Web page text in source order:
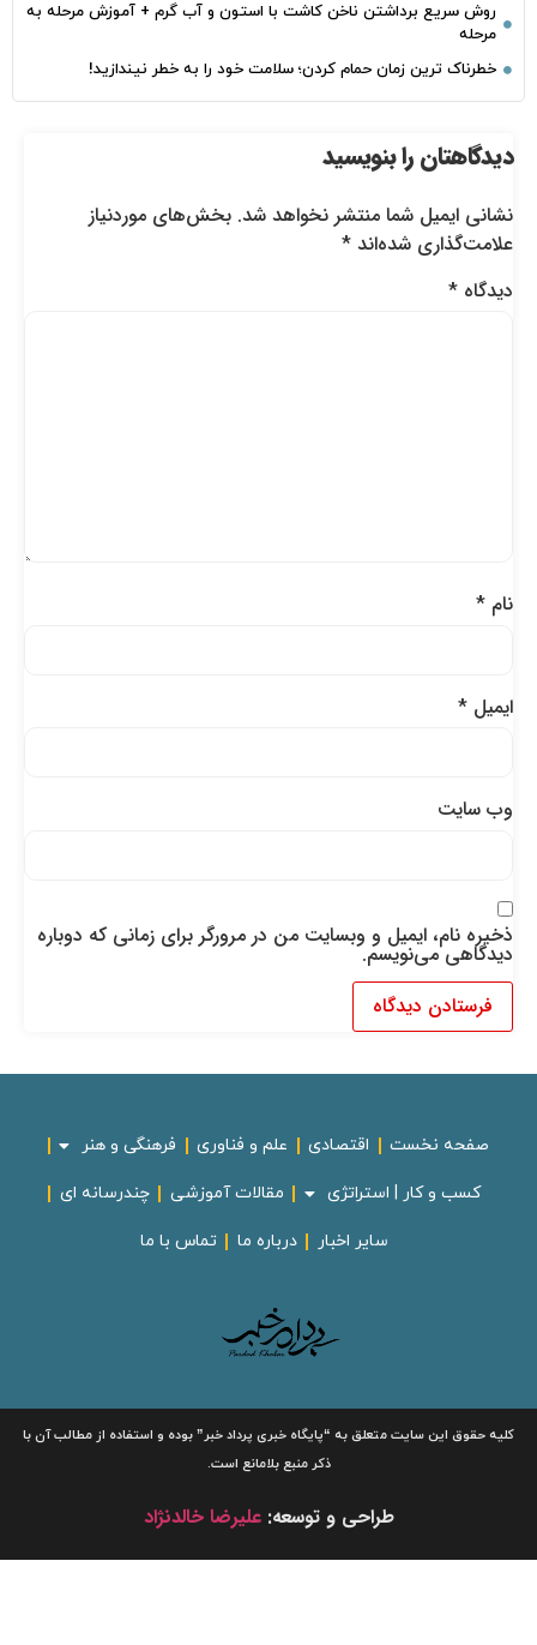
روش سریع برداشتن ناخن کاشت با استون و آب گرم + آموزش مرحله به
مرحله
خطرناک‌ ترین زمان‌ حمام کردن؛ سلامت خود را به خطر نیندازید!
دیدگاهتان را بنویسید
نشانی ایمیل شما منتشر نخواهد شد. بخش‌های موردنیاز
علامت‌گذاری شده‌اند*
دیدگاه*
نام*
ایمیل*
وب‌ سایت
ذخیره نام، ایمیل و وبسایت من در مرورگر برای زمانی که دوباره
دیدگاهی می‌نویسم.
صفحه نخست اقتصادی علم و فناوری فرهنگی و هنر
کسب و کار | استراتژی مقالات آموزشی چندرسانه ای
سایر اخبار درباره ما تماس با ما
کلیه حقوق این سایت متعلق به“پایگاه خبریپرداد خبر”بوده و استفاده از مطالب آن با
ذکر منبع بلامانع است.
طراحی و توسعه:علیرضا خالدنژاد